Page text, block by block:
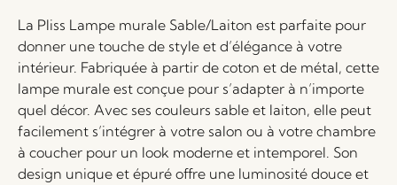
La Pliss Lampe murale Sable/Laiton est parfaite pour
donner une touche de style et d’élégance à votre
intérieur. Fabriquée à partir de coton et de métal, cette
lampe murale est conçue pour s’adapter à n’importe
quel décor. Avec ses couleurs sable et laiton, elle peut
facilement s’intégrer à votre salon ou à votre chambre
à coucher pour un look moderne et intemporel. Son
design unique et épuré offre une luminosité douce et